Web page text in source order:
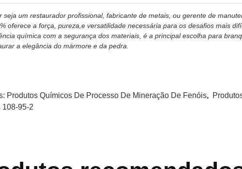
seja um restaurador profissional, fabricante de metais, ou gerente de
oferece a força, pureza,e versatilidade necessária para os desafios mais
química com a segurança dos materiais, é a principal escolha para
a elegância do mármore e da pedra.
Produtos Químicos De Processo De Mineração De Fenóis,
108-95-2